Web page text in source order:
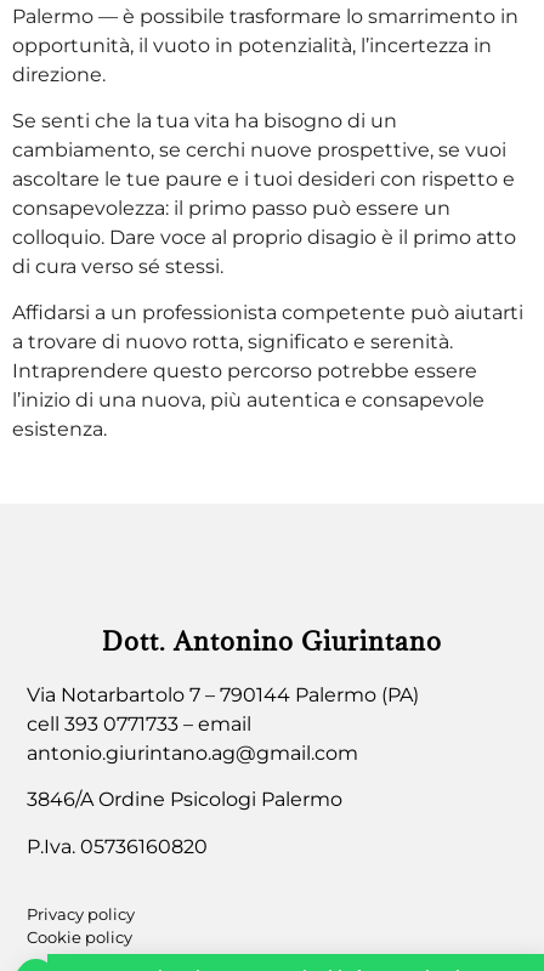
Palermo — è possibile trasformare lo smarrimento in
opportunità, il vuoto in potenzialità, l’incertezza in
direzione.
Se senti che la tua vita ha bisogno di un
cambiamento, se cerchi nuove prospettive, se vuoi
ascoltare le tue paure e i tuoi desideri con rispetto e
consapevolezza: il primo passo può essere un
colloquio. Dare voce al proprio disagio è il primo atto
di cura verso sé stessi.
Affidarsi a un professionista competente può aiutarti
a trovare di nuovo rotta, significato e serenità.
Intraprendere questo percorso potrebbe essere
l’inizio di una nuova, più autentica e consapevole
esistenza.
Dott. Antonino Giurintano
Via Notarbartolo 7 – 790144 Palermo (PA)
cell 393 0771733 – email
antonio.giurintano.ag@gmail.com
3846/A Ordine Psicologi Palermo
P.Iva. 05736160820
Privacy policy
Cookie policy